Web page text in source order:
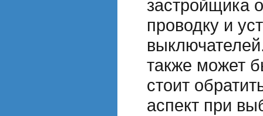
застройщика
проводку и
также может
стоит
аспект при